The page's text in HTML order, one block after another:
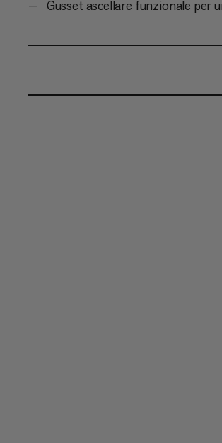
Gusset ascellare funzionale per